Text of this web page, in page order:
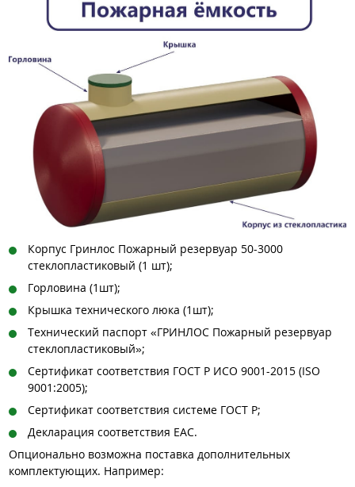
Корпус Гринлос Пожарный резервуар 50-3000
стеклопластиковый (1 шт);
Горловина (1шт);
Крышка технического люка (1шт);
Технический паспорт «ГРИНЛОС Пожарный резервуар
стеклопластиковый»;
Сертификат соответствия ГОСТ Р ИСО 9001-2015 (ISO
9001:2005);
Сертификат соответствия системе ГОСТ Р;
Декларация соответствия EAC.
Опционально возможна поставка дополнительных
комплектующих. Например: